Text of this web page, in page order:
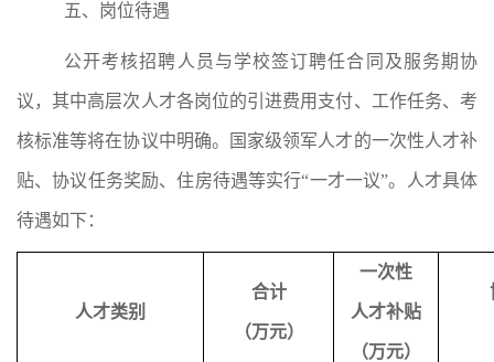
五、岗位待遇
公开考核招聘人员与学校签订聘任合同及服务期协
议，其中高层次人才各岗位的引进费用支付、 工作任务、考
核标准等将在协议中明确。 国家级领军人才的一次性人才补
贴、协议任务奖励、住房待遇等实行“一才一议”。人才具体
待遇如下：
人才类别
合计
（万元）
一次性
人才补贴
（万元）